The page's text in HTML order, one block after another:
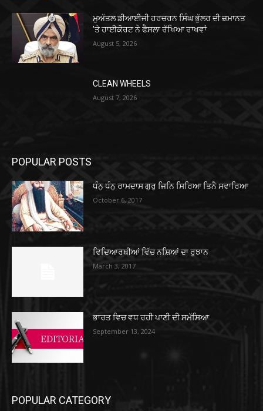
ਮੁਅੱਤਲ ਡੀਆਈਜੀ ਹਰਚਰਨ ਸਿੰਘ ਭੁੱਲਰ ਦੀ ਜ਼ਮਾਨਤ
’ਤੇ ਹਾਈਕੋਰਟ ਨੇ ਫੈਸਲਾ ਰੱਖਿਆ ਰਾਖਵਾਂ
August 5, 2026
CLEAN WHEELS
August 7, 2026
POPULAR POSTS
ਧੰਨੁ ਧੰਨੁ ਰਾਮਦਾਸ ਗੁਰੁ ਜਿਨਿ ਸਿਰਿਆ ਤਿਨੈ ਸਵਾਰਿਆ
October 6, 2017
ਵਿਦਿਆਰਥੀਆਂ ਵਿੱਚ ਨਸ਼ਿਆਂ ਦਾ ਰੁਝਾਨ
March 3, 2017
ਭਾਰਤ ਵਿਚ ਵਧ ਰਹੀ ਪਾਣੀ ਦੀ ਸਮੱਸਿਆ
September 13, 2024
POPULAR CATEGORY